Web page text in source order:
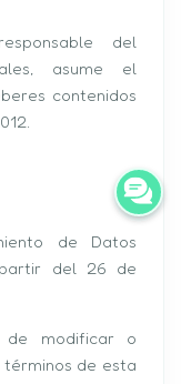
del
asume el
contenidos
de Datos
del 26 de
de modificar o
de esta